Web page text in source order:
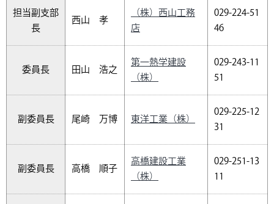
担当副支部
長
西山 孝
（株）西山工務
店
029-224-51
46
委員長 田山 浩之
第一熱学建設
（株）
029-243-11
51
副委員長 尾崎 万博 東洋工業（株）
029-225-12
31
副委員長 高橋 順子
高橋建設工業
（株）
029-251-13
11